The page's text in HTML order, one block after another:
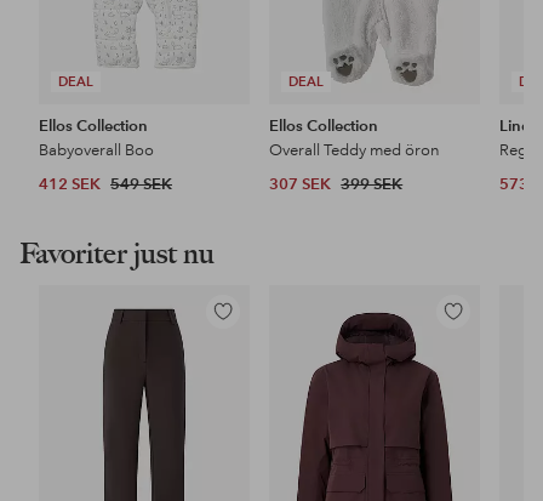
DEAL
Ellos Collection
Babyoverall Boo
412 SEK 549 SEK
DEAL
Ellos Collection
Overall Teddy med öron
307 SEK 399 SEK 573
Favoriter just nu
Lägg
Lägg
favoriter